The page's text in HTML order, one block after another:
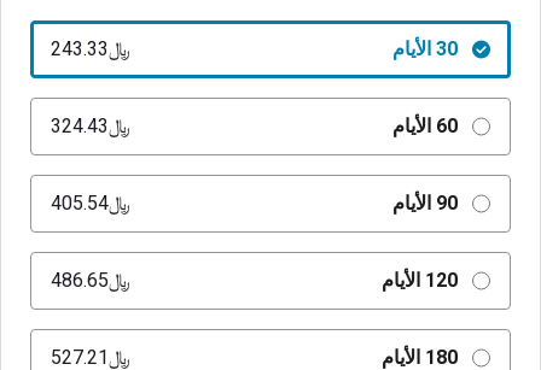
30 الأيام ﷼‎243.33
60 الأيام ﷼‎324.43
90 الأيام ﷼‎405.54
120 الأيام ﷼‎486.65
180 الأيام ﷼‎527.21